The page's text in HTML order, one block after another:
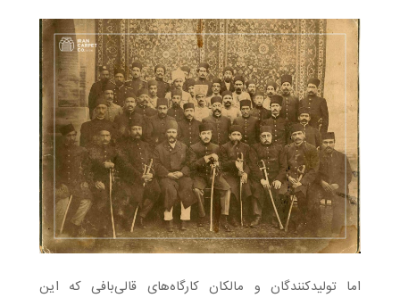
اما تولیدکنندگان و مالکان کارگاه‌های قالی‌بافی که این